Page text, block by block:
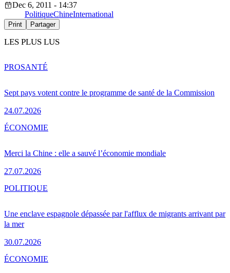
Dec 6, 2011 - 14:37
PolitiqueChineInternational
Print Partager
LES PLUS LUS
Sept pays votent contre le programme de santé de la Commission
24.07.2026
PROSANTÉ
Merci la Chine : elle a sauvé l’économie mondiale
27.07.2026
ÉCONOMIE
Une enclave espagnole dépassée par l'afflux de migrants arrivant par
la mer
30.07.2026
POLITIQUE
ÉCONOMIE